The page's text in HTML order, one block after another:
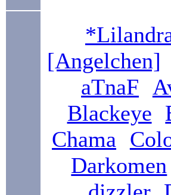
[Angelchen]
aTnaF
Blackeye
Chama
Darkomen